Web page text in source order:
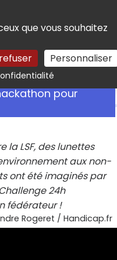
que vous souhaitez
Personnaliser
Rechercher
pour
la LSF, des lunettes
aux non-
ont été imaginés par
24h
fédérateur !
Rogeret / Handicap.fr